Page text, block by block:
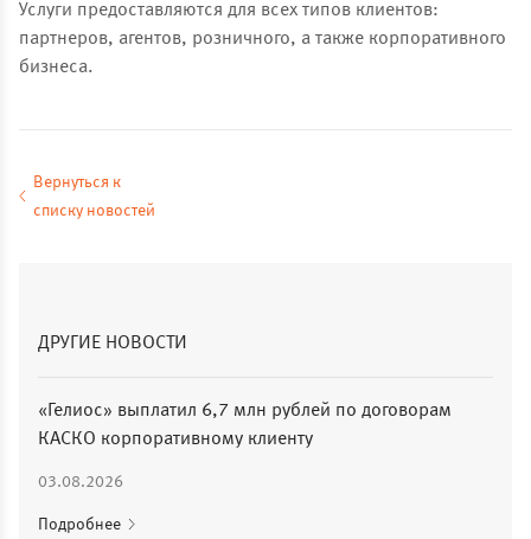
Услуги предоставляются для всех типов клиентов:
партнеров, агентов, розничного, а также корпоративного
бизнеса.
Вернуться к
списку новостей
ДРУГИЕ НОВОСТИ
«Гелиос» выплатил 6,7 млн рублей по договорам
КАСКО корпоративному клиенту
03.08.2026
Подробнее